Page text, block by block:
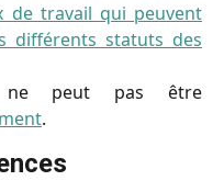
de travail qui peuvent
différents statuts des
ne peut pas être
.